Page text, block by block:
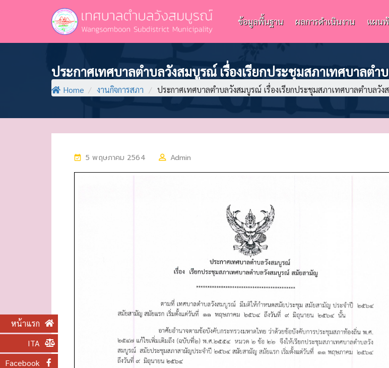
หน้าแรก
ITA
Facebook
ข้อมูลพื้นฐาน ผลการดำเนินงาน แผน
ประกาศเทศบาลตำบลวังสมบูรณ์ เรื่องเรียกประชุมสภาเทศบาลต
Home / งานกิจการสภา / ประกาศเทศบาลตำบลวังสมบูรณ์ เรื่องเรียกประชุมสภาเทศบาลตำบลวั
P
O
5 พฤษภาคม 2564 Admin